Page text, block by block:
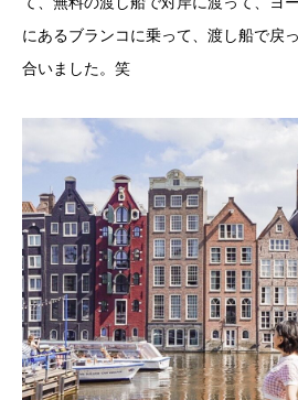
にあるブランコに乗って、渡し船で戻
合いました。笑